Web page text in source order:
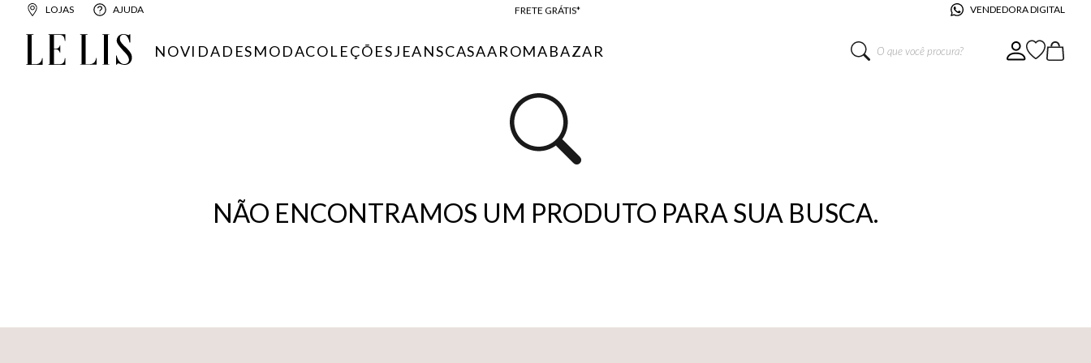
LOJAS AJUDA
FRETE GRÁTIS*
10% OFF NA PRIMEIRA COMPRA*
VENDEDORA DIGITAL
NOVIDADESMODACOLEÇÕESJEANSCASAAROMABAZAR
O que você procura?
NÃO ENCONTRAMOS UM PRODUTO PARA SUA BUSCA.